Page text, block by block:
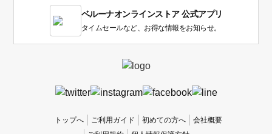
い
ベルーナオンラインストア 公式アプリ
タイムセールなど、お得な情報をお知らせ。
トップへ ご利用ガイド 初めての方へ
会社概要